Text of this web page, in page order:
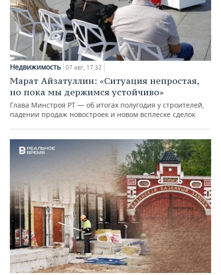
Недвижимость 07 авг, 17:32
Марат Айзатуллин: «Ситуация непростая,
но пока мы держимся устойчиво»
Глава Минстроя РТ — об итогах полугодия у строителей,
падении продаж новостроек и новом всплеске сделок